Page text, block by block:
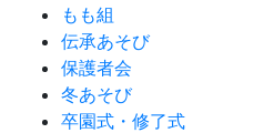
もも組
伝承あそび
保護者会
冬あそび
卒園式・修了式